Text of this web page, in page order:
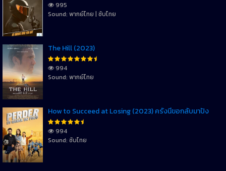
995
Sound: พากย์ไทย | ซับไทย
The Hill (2023)
994
Sound: พากย์ไทย
How to Succeed at Losing (2023) ครั้งนี้ขอกลับมาปัง
994
Sound: ซับไทย